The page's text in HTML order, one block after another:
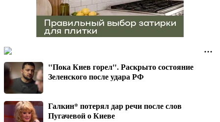
"Пока Киев горел". Раскрыто состояние
Зеленского после удара РФ
Галкин* потерял дар речи после слов
Пугачевой о Киеве